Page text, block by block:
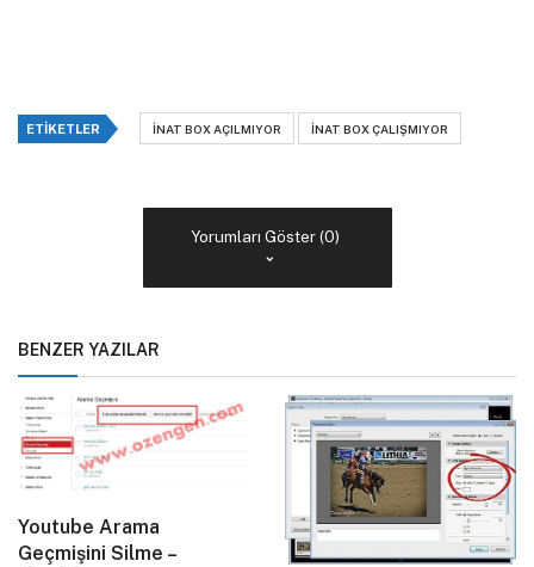
ETIKETLER INAT BOX AÇILMIYOR INAT BOX ÇALIŞMIYOR
Yorumları Göster (0)
BENZER YAZILAR
Youtube Arama
Geçmişini Silme –